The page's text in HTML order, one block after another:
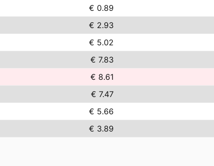
€ 0.89
€ 2.93
€ 5.02
€ 7.83
€ 8.61
€ 7.47
€ 5.66
€ 3.89